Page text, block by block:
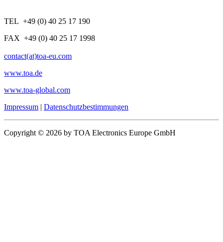
TEL +49 (0) 40 25 17 190
FAX +49 (0) 40 25 17 1998
contact(at)toa-eu.com
www.toa.de
www.toa-global.com
Impressum | Datenschutzbestimmungen
Copyright © 2026 by TOA Electronics Europe GmbH